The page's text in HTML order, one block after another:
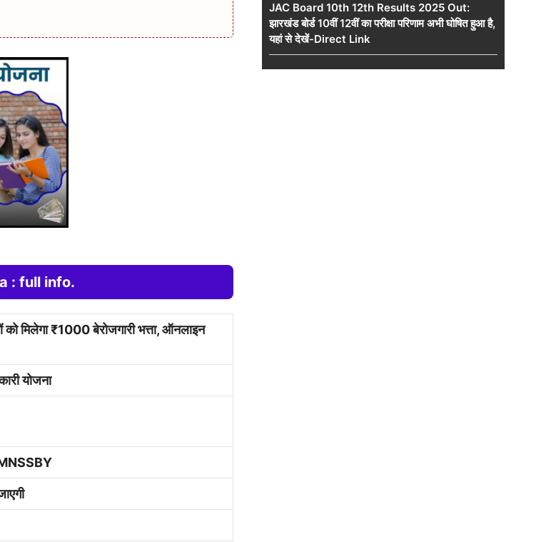
: full info.
₹1000 बेरोजगारी भत्ता, ऑनलाइन
योजना
MNSSBY
JAC Board 10th 12th Results 2025 Out:
झारखंड बोर्ड 10वीं 12वीं का परीक्षा परिणाम अभी घोषित हुआ है,
यहां से देखें-Direct Link